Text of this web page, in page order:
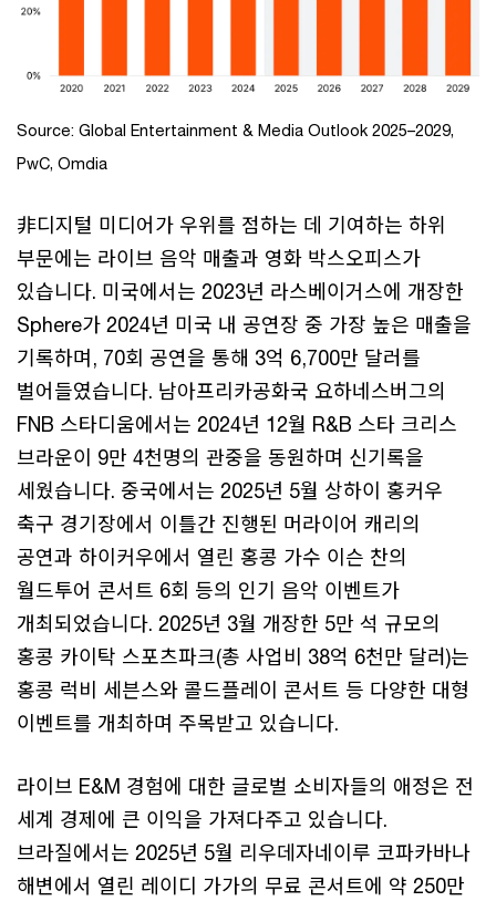
Source: Global Entertainment & Media Outlook 2025–2029,
PwC, Omdia
非디지털 미디어가 우위를 점하는 데 기여하는 하위
부문에는 라이브 음악 매출과 영화 박스오피스가
있습니다. 미국에서는 2023년 라스베이거스에 개장한
Sphere가 2024년 미국 내 공연장 중 가장 높은 매출을
기록하며, 70회 공연을 통해 3억 6,700만 달러를
벌어들였습니다. 남아프리카공화국 요하네스버그의
FNB 스타디움에서는 2024년 12월 R&B 스타 크리스
브라운이 9만 4천명의 관중을 동원하며 신기록을
세웠습니다. 중국에서는 2025년 5월 상하이 홍커우
축구 경기장에서 이틀간 진행된 머라이어 캐리의
공연과 하이커우에서 열린 홍콩 가수 이슨 찬의
월드투어 콘서트 6회 등의 인기 음악 이벤트가
개최되었습니다. 2025년 3월 개장한 5만 석 규모의
홍콩 카이탁 스포츠파크(총 사업비 38억 6천만 달러)는
홍콩 럭비 세븐스와 콜드플레이 콘서트 등 다양한 대형
이벤트를 개최하며 주목받고 있습니다.
라이브 E&M 경험에 대한 글로벌 소비자들의 애정은 전
세계 경제에 큰 이익을 가져다주고 있습니다.
브라질에서는 2025년 5월 리우데자네이루 코파카바나
해변에서 열린 레이디 가가의 무료 콘서트에 약 250만